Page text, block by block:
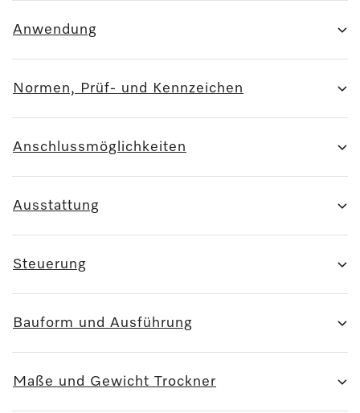
Anwendung
Normen, Prüf- und Kennzeichen
Anschlussmöglichkeiten
Ausstattung
Steuerung
Bauform und Ausführung
Maße und Gewicht Trockner